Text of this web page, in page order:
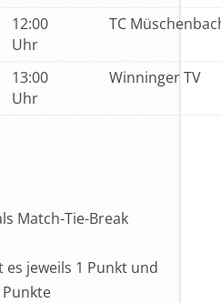
12:00
Uhr
TC
13:00
Uhr
Winninger TV
Match-Tie-Break
es jeweils 1 Punkt und